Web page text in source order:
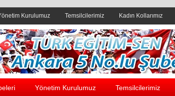
Kurulumuz Temsilcilerimiz Kadın Kollarımız
reklam alanı
Yönetim Kurulumuz Temsilcilerimiz